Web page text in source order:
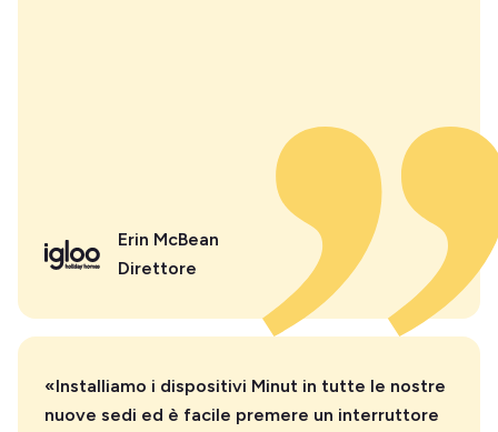
Erin McBean
Direttore
«Installiamo i dispositivi Minut in tutte le nostre
nuove sedi ed è facile premere un interruttore